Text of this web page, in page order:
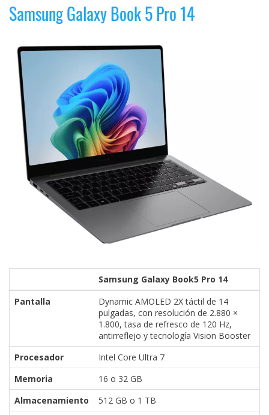
Samsung Galaxy Book 5 Pro 14
Samsung Galaxy Book5 Pro 14
Pantalla
Dynamic AMOLED 2X táctil de 14
pulgadas, con resolución de 2.880 ×
1.800, tasa de refresco de 120 Hz,
antirreflejo y tecnología Vision Booster
Procesador
Intel Core Ultra 7
Memoria
16 o 32 GB
Almacenamiento
512 GB o 1 TB